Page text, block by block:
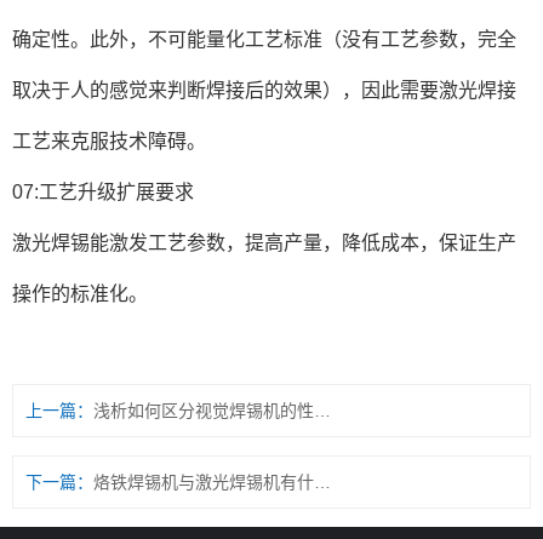
确定性。此外，不可能量化工艺标准（没有工艺参数，完全
取决于人的感觉来判断焊接后的效果），因此需要激光焊接
工艺来克服技术障碍。
07:工艺升级扩展要求
激光焊锡能激发工艺参数，提高产量，降低成本，保证生产
操作的标准化。
上一篇：
下一篇：